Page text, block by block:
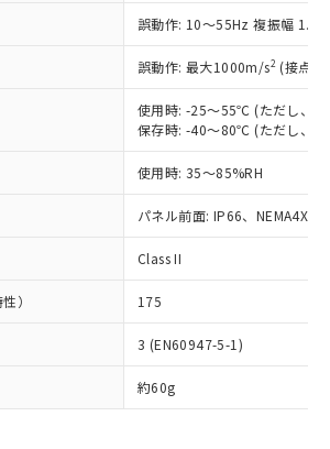
誤動作: 10～55Hz 複振幅
誤動作: 最大1000m/s2 (接点
使用時: -25～55℃ (ただし、氷
保存時: -40～80℃ (ただし、氷
使用時: 35～85%RH
パネル前面: IP66、NEMA4X,
Class II
） 175
3 (EN60947-5-1)
約60g
している更新日時点での社内デー
基づき作成されるものであり、閲
れた時点での実際の在庫および標
格とは異なる場合があることをご
な納期状況および標準価格はお客
お取引先、またはお客様担当のオ
ン制御機器販売店・当社販売員に
ロン制御機器販売店や当社販売拠
販売ネットワーク
」をご確認
い。
状況および標準価格結果を当社の
承諾なく第三者に漏洩または開
ないようお願いします。
パーツ機能（部品リスト作成サー
）をご利用いただくには、I-Web
ーズにご登録されている必要が
以下、 水銀(Hg) 1000ppm以下、 カド
1000ppm以下、ポリ臭化ビフェニル
以下、ポリ臭化ジフェニルエーテル類
以下、フタル酸ビス(2-エチルヘキシ
名：DOP) 1000ppm以下、フタル酸ブチ
BBP） 1000ppm以下、フタル酸ジブチル
以下、フタル酸ジイソブチル
以下
令で産業用監視および制御機器に対する
除く。
ル類の４物質については閾値を超える意
ないことを確認しています。
月
切り替え状況などにより、予定
ることがあります。
物質の基準値 (GB/T26572)：
、 Hg(水銀) : 1000ppm、 Cd(カドミウ
ム) : 1000ppm、 PBBs(ポリ臭化ビフェ
、 PBDEs(ポリ臭化ジフェニルエーテ
酸ビス(2-エチルヘキシル)) : 1000ppm
使用期限
物質（10物質）のすべてが基
あることを示します。
常の使用状況下において有害物
漏えいし、環境に深刻な影響を
年数を意味します。
下｢規制貨物等」という）を輸出
は国外への提供する場合は、日本
府の輸出許可(または役務取引許
取得するなどの必要な手続きを
は規制貨物を破棄する場合は、完
破砕するなど、違法に輸出されな
う必要な手段を講じます。
は貴社製品を、核兵器、ミサイ
化学兵器、生物兵器またはその他
並びにこれらの製造装置等に一切
たしません。
は、貴社製品を第三者に販売する
、上記1、2および3の内容を当
三者に通知します。また当社は、
先および販売に係わる関係者が違
輸出するおそれがある場合は、取
きをいたしません。
一定数以上の在庫あり
一定数には満たないが在庫あり
在庫なし(最新の在庫状況につ
いては、お客様のお取引先、ま
たはお客様担当のオムロン制御
機器販売店・当社販売員にご確
ください)
受注生産機種、また在庫状況の
情報を公開していない機種